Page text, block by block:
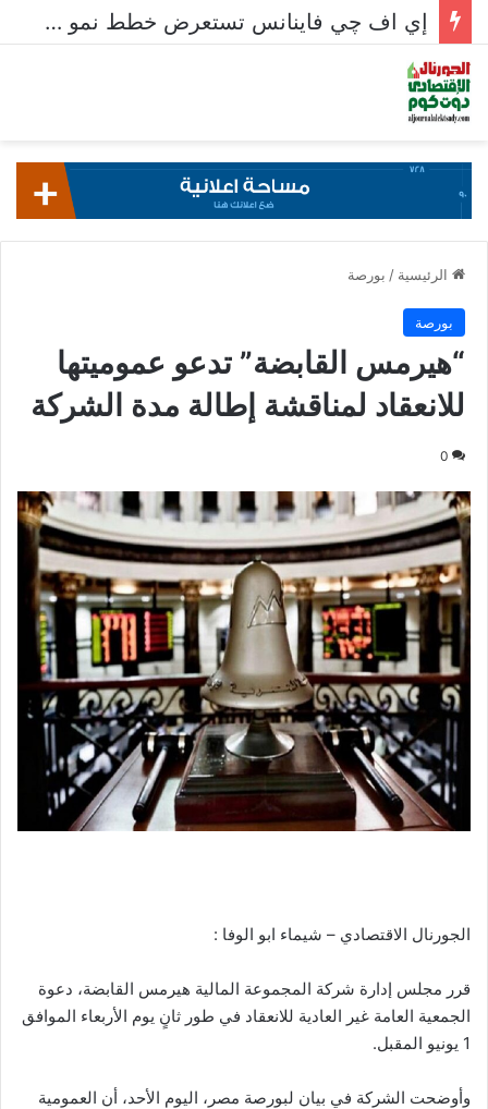
إي اف چي فاينانس تستعرض خطط نمو «بلد» لتعزيز حضورها في سوق تحويلات المصريين بالخارج
الرئيسية / بورصة
بورصة
“هيرمس القابضة” تدعو عموميتها
للانعقاد لمناقشة إطالة مدة الشركة
0
الجورنال الاقتصادي – شيماء ابو الوفا :
قرر مجلس إدارة شركة المجموعة المالية هيرمس القابضة، دعوة
الجمعية العامة غير العادية للانعقاد في طور ثانٍ يوم الأربعاء الموافق
1 يونيو المقبل.
وأوضحت الشركة في بيان لبورصة مصر، اليوم الأحد، أن العمومية